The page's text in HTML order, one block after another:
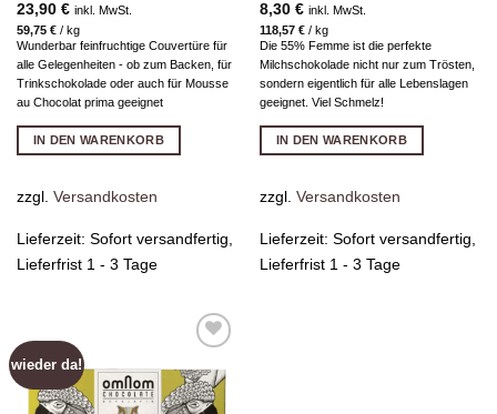
23,90 € inkl. MwSt.
59,75 €/ kg
Wunderbar feinfruchtige Couvertüre für
alle Gelegenheiten - ob zum Backen, für
Trinkschokolade oder auch für Mousse
au Chocolat prima geeignet
IN DEN WARENKORB
zzgl. Versandkosten
Lieferzeit: Sofort versandfertig,
Lieferfrist 1 - 3 Tage
8,30 € inkl. MwSt.
118,57 €/ kg
Die 55% Femme ist die perfekte
Milchschokolade nicht nur zum Trösten,
sondern eigentlich für alle Lebenslagen
geeignet. Viel Schmelz!
IN DEN WARENKORB
zzgl. Versandkosten
Lieferzeit: Sofort versandfertig,
Lieferfrist 1 - 3 Tage
wieder da!
Wunschliste
hinzufügen